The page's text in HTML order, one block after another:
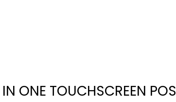
IN ONE TOUCHSCREEN POS